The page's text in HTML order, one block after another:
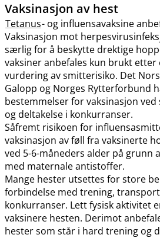
Vaksinasjon av hest
Tetanus- og influensavaksine
Vaksinasjon mot
særlig for å beskytte drektige
vaksiner anbefales kun brukt
vurdering av smitterisiko. Det
Galopp og Norges Rytterforbund
bestemmelser for vaksinasjon
og deltakelse i konkurranser.
Såfremt risikoen for
vaksinasjon av føll fra vaksinerte
ved 5-6-måneders alder på grunn
med maternale antistoffer.
Mange hester utsettes for store
forbindelse med trening,
konkurranser. Lett fysisk aktivitet
vaksinere hesten. Derimot
hester som står i hard trening og